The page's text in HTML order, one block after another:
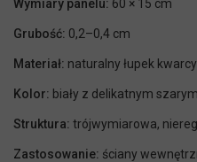
Wymiary panelu: 60 × 15 cm
Grubość: 0,2–0,4 cm
Materiał: naturalny łupek
Kolor: biały z delikatnym
Struktura: trójwymiarowa,
Zastosowanie: ściany